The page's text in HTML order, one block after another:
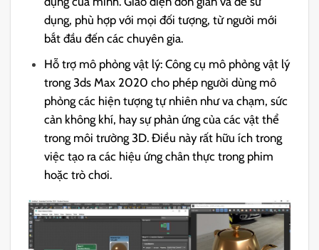
dụng, phù hợp với mọi đối tượng, từ người mới
bắt đầu đến các chuyên gia.
Hỗ trợ mô phỏng vật lý: Công cụ mô phỏng vật lý
trong 3ds Max 2020 cho phép người dùng mô
phỏng các hiện tượng tự nhiên như va chạm, sức
cản không khí, hay sự phản ứng của các vật thể
trong môi trường 3D. Điều này rất hữu ích trong
việc tạo ra các hiệu ứng chân thực trong phim
hoặc trò chơi.